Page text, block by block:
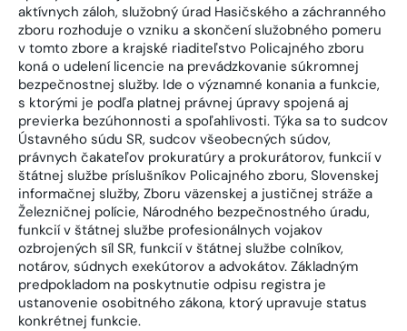
aktívnych záloh, služobný úrad Hasičského a záchranného
zboru rozhoduje o vzniku a skončení služobného pomeru
v tomto zbore a krajské riaditeľstvo Policajného zboru
koná o udelení licencie na prevádzkovanie súkromnej
bezpečnostnej služby. Ide o významné konania a funkcie,
s ktorými je podľa platnej právnej úpravy spojená aj
previerka bezúhonnosti a spoľahlivosti. Týka sa to sudcov
Ústavného súdu SR, sudcov všeobecných súdov,
právnych čakateľov prokuratúry a prokurátorov, funkcií v
štátnej službe príslušníkov Policajného zboru, Slovenskej
informačnej služby, Zboru väzenskej a justičnej stráže a
Železničnej polície, Národného bezpečnostného úradu,
funkcií v štátnej službe profesionálnych vojakov
ozbrojených síl SR, funkcií v štátnej službe colníkov,
notárov, súdnych exekútorov a advokátov. Základným
predpokladom na poskytnutie odpisu registra je
ustanovenie osobitného zákona, ktorý upravuje status
konkrétnej funkcie.